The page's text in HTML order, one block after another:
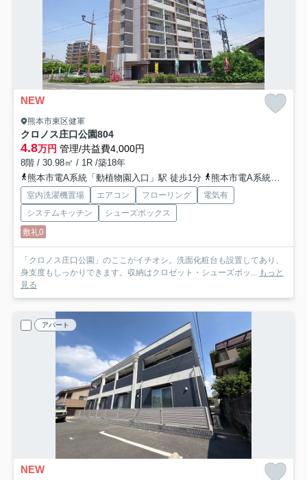
NEW
熊本市東区健軍
クロノス庄口公園804
4.8万円 管理/共益費4,000円
8階 / 30.98㎡ / 1R /築18年
熊本市電A系統「動植物園入口」駅 徒歩1分
熊本市電A系統「健軍交番前」駅 徒歩3分
室内洗濯機置場 エアコン フローリング
電気有
システムキッチン
シューズボックス
敷礼0
「クロノス庄口公園」のここがイチオシ。洗面化粧台も設置してあり、
身支度もしっかりできます。収納はクロゼット・シューズボッ... もっと
見る
アパート
NEW